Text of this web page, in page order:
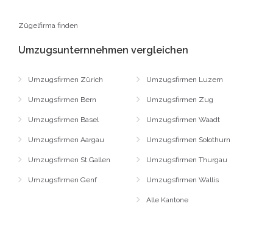
Zügelfirma finden
Umzugsunternnehmen vergleichen
Umzugsfirmen Zürich
Umzugsfirmen Bern
Umzugsfirmen Basel
Umzugsfirmen Aargau
Umzugsfirmen St.Gallen
Umzugsfirmen Genf
Umzugsfirmen Luzern
Umzugsfirmen Zug
Umzugsfirmen Waadt
Umzugsfirmen Solothurn
Umzugsfirmen Thurgau
Umzugsfirmen Wallis
Alle Kantone